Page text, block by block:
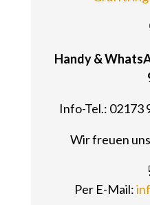
Handy &
Info-Tel.: 02173
Wir freuen
Per E-Mail: